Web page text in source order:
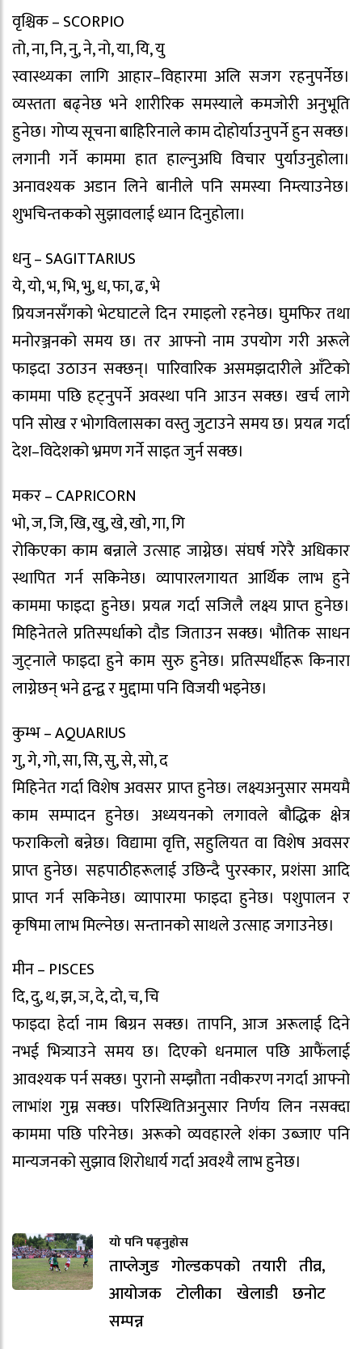
वृश्चिक – SCORPIO
तो, ना, नि, नु, ने, नो, या, यि, यु
स्वास्थ्यका लागि आहार–विहारमा अलि सजग रहनुपर्नेछ।
व्यस्तता बढ्नेछ भने शारीरिक समस्याले कमजोरी अनुभूति
हुनेछ। गोप्य सूचना बाहिरिनाले काम दोहोर्याउनुपर्ने हुन सक्छ।
लगानी गर्ने काममा हात हाल्नुअघि विचार पुर्याउनुहोला।
अनावश्यक अडान लिने बानीले पनि समस्या निम्त्याउनेछ।
शुभचिन्तकको सुझावलाई ध्यान दिनुहोला।
धनु – SAGITTARIUS
ये, यो, भ, भि, भु, ध, फा, ढ, भे
प्रियजनसँगको भेटघाटले दिन रमाइलो रहनेछ। घुमफिर तथा
मनोरञ्जनको समय छ। तर आफ्नो नाम उपयोग गरी अरूले
फाइदा उठाउन सक्छन्। पारिवारिक असमझदारीले आँटेको
काममा पछि हट्नुपर्ने अवस्था पनि आउन सक्छ। खर्च लागे
पनि सोख र भोगविलासका वस्तु जुटाउने समय छ। प्रयत्न गर्दा
देश–विदेशको भ्रमण गर्ने साइत जुर्न सक्छ।
मकर – CAPRICORN
भो, ज, जि, खि, खु, खे, खो, गा, गि
रोकिएका काम बन्नाले उत्साह जाग्नेछ। संघर्ष गरेरै अधिकार
स्थापित गर्न सकिनेछ। व्यापारलगायत आर्थिक लाभ हुने
काममा फाइदा हुनेछ। प्रयत्न गर्दा सजिलै लक्ष्य प्राप्त हुनेछ।
मिहिनेतले प्रतिस्पर्धाको दौड जिताउन सक्छ। भौतिक साधन
जुट्नाले फाइदा हुने काम सुरु हुनेछ। प्रतिस्पर्धीहरू किनारा
लाग्नेछन् भने द्वन्द्व र मुद्दामा पनि विजयी भइनेछ।
कुम्भ – AQUARIUS
गु, गे, गो, सा, सि, सु, से, सो, द
मिहिनेत गर्दा विशेष अवसर प्राप्त हुनेछ। लक्ष्यअनुसार समयमै
काम सम्पादन हुनेछ। अध्ययनको लगावले बौद्धिक क्षेत्र
फराकिलो बन्नेछ। विद्यामा वृत्ति, सहुलियत वा विशेष अवसर
प्राप्त हुनेछ। सहपाठीहरूलाई उछिन्दै पुरस्कार, प्रशंसा आदि
प्राप्त गर्न सकिनेछ। व्यापारमा फाइदा हुनेछ। पशुपालन र
कृषिमा लाभ मिल्नेछ। सन्तानको साथले उत्साह जगाउनेछ।
मीन – PISCES
दि, दु, थ, झ, ञ, दे, दो, च, चि
फाइदा हेर्दा नाम बिग्रन सक्छ। तापनि, आज अरूलाई दिने
नभई भित्र्याउने समय छ। दिएको धनमाल पछि आफैंलाई
आवश्यक पर्न सक्छ। पुरानो सम्झौता नवीकरण नगर्दा आफ्नो
लाभांश गुम्न सक्छ। परिस्थितिअनुसार निर्णय लिन नसक्दा
काममा पछि परिनेछ। अरूको व्यवहारले शंका उब्जाए पनि
मान्यजनको सुझाव शिरोधार्य गर्दा अवश्यै लाभ हुनेछ।
यो पनि पढ्नुहोस
ताप्लेजुङ गोल्डकपको तयारी तीव्र,
आयोजक टोलीका खेलाडी छनोट
सम्पन्न